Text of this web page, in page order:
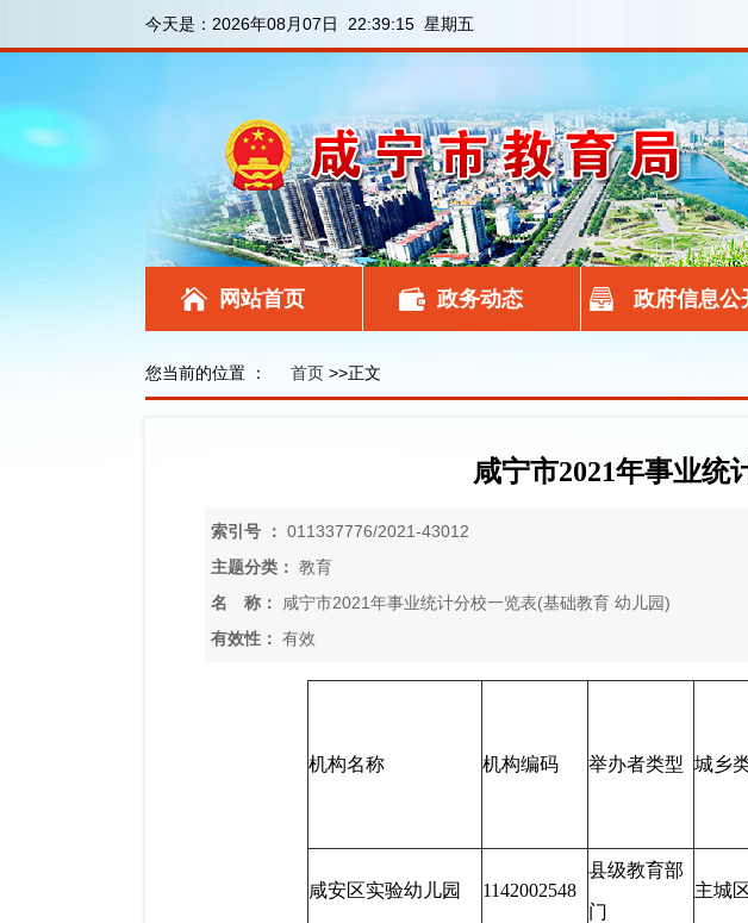
今天是： 2026年08月07日 22:39:16 星期五
网站首页 政务动态 政府信息公
您当前的位置 ： 首页 >>正文
咸宁市2021年事业统
索引号 ： 011337776/2021-43012
主题分类： 教育
名 称：
咸宁市2021年事业统计分校一览表(基础教育 幼儿园)
有效性： 有效
机构名称 机构编码 举办者类型 城乡
咸安区实验幼儿园 1142002548
县级教育部
门
主城